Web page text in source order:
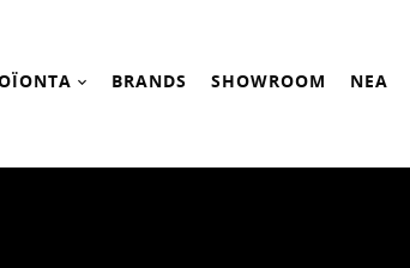
BRANDS SHOWROOM ΝΕΑ